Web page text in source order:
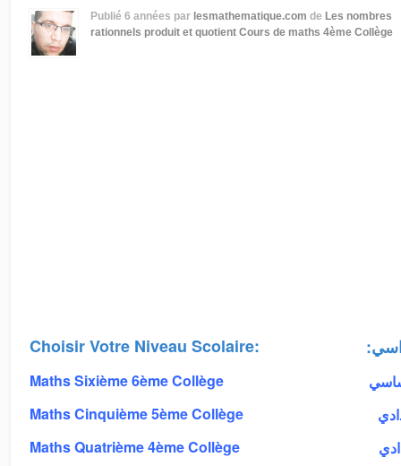
Publié 6 années par lesmathematique.com de Les nombres
rationnels produit et quotient Cours de maths 4ème Collège
Choisir Votre Niveau Scolaire:
Maths Sixième 6ème Collège
Maths Cinquième 5ème Collège
Maths Quatrième 4ème Collège